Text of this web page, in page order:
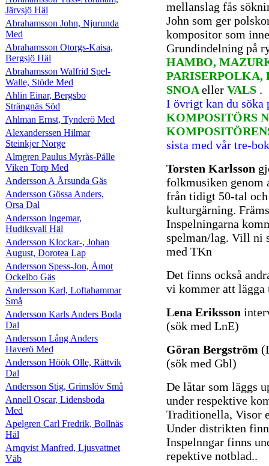
Järvsjö Häl
Abrahamsson John, Njurunda
Med
Abrahamsson Otorgs-Kaisa,
Bergsjö Häl
Abrahamsson Walfrid Spel-
Walle, Stöde Med
Ahlin Einar, Bergsbo
Strängnäs Söd
Ahlman Ernst, Tynderö Med
Alexanderssen Hilmar
Steinkjer Norge
Almgren Paulus Myrås-Pålle
Viken Torp Med
Andersson A Årsunda Gäs
Andersson Gössa Anders,
Orsa Dal
Andersson Ingemar,
Hudiksvall Häl
Andersson Klockar-, Johan
August, Dorotea Lap
Andersson Spess-Jon, Åmot
Ockelbo Gäs
Andersson Karl, Loftahammar
Små
Andersson Karls Anders Boda
Dal
Andersson Lång Anders
Haverö Med
Andersson Höök Olle, Rättvik
Dal
Andersson Stig, Grimslöv Små
Annell Oscar, Lidensboda
Med
Apelgren Carl Fredrik, Bollnäs
Häl
Arnqvist Manfred, Ljusvattnet
Väb
mellanslag fås
John som ger
kompositor som
Grundindelning på
HAMBO,
PARISERPOLKA,
SNOA eller VALS .
I övrigt kan du söka
KOMPOSITÖRS
sista med vår tre-
Torsten Karlsson
folkmusiken genom
från tidigt 50-tal
kulturgärning.
Inspelningarna
spelman/lag. Vill ni
med TKn
Det finns också
vi kommer att lägga
Lena Eriksson
(sök med LnE)
Göran Bergström
(sök med Gbl)
De låtar som läggs
under respektive
Traditionella, Visor
Under distrikten
Inspelnngar finns
repektive notblad..